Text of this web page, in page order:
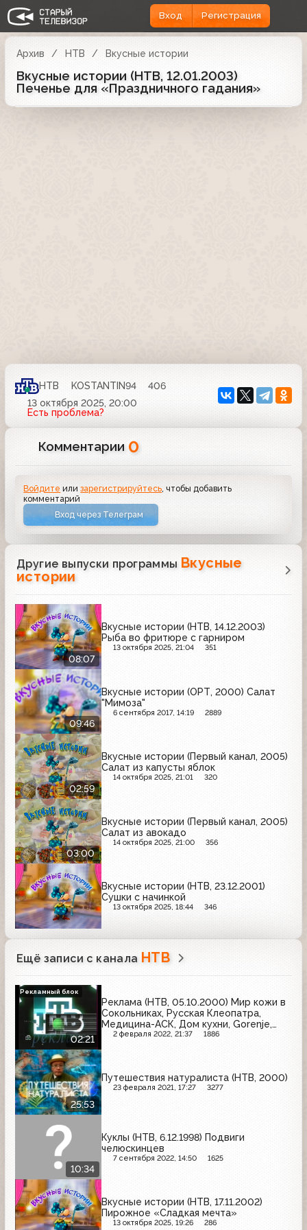
Вход Регистрация
Архив НТВ Вкусные истории
Вкусные истории (НТВ, 12.01.2003)
Печенье для «Праздничного гадания»
НТВ KOSTANTIN94
406
13 октября 2025, 20:00
Есть проблема?
Комментарии 0
Войдите илизарегистрируйтесь , чтобы добавить
комментарий
Вход через Телеграм
Другие выпуски программы Вкусные
истории
08:07
Вкусные истории (НТВ, 14.12.2003)
Рыба во фритюре с гарниром
13 октября 2025, 21:04 351
09:46
Вкусные истории (ОРТ, 2000) Салат
"Мимоза"
6 сентября 2017, 14:19 2889
02:59
Вкусные истории (Первый канал, 2005)
Салат из капусты яблок
14 октября 2025, 21:01 320
03:00
Вкусные истории (Первый канал, 2005)
Салат из авокадо
14 октября 2025, 21:00 356
Вкусные истории (НТВ, 23.12.2001)
Сушки с начинкой
13 октября 2025, 18:44 346
Ещё записи с канала НТВ
02:21
Реклама (НТВ, 05.10.2000) Мир кожи в
Сокольниках, Русская Клеопатра,
Медицина-АСК, Дом кухни, Gorenje,
Три льва, Автореал, Majestic, XXL.RU,
2 февраля 2022, 21:37 1886
Рекламный блок
25:53
Путешествия натуралиста (НТВ, 2000)
23 февраля 2021, 17:27 3277
10:34
Куклы (НТВ, 6.12.1998) Подвиги
челюскинцев
7 сентября 2022, 14:50 1625
Вкусные истории (НТВ, 17.11.2002)
Пирожное «Сладкая мечта»
13 октября 2025, 19:26 286